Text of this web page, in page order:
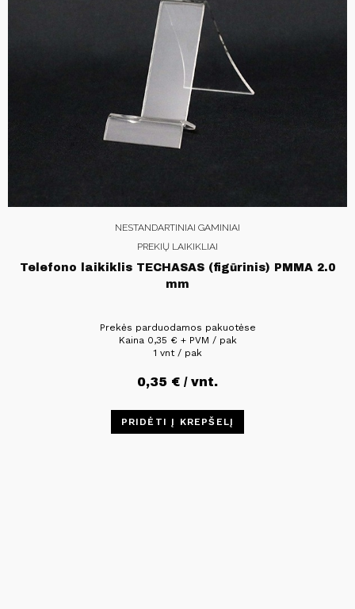
NESTANDARTINIAI GAMINIAI
PREKIŲ LAIKIKLIAI
Telefono laikiklis TECHASAS (figūrinis) PMMA 2.0
mm
Prekės parduodamos pakuotėse
Kaina 0,35 €+ PVM / pak
1 vnt / pak
0,35 € / vnt.
PRIDĖTI Į KREPŠELĮ